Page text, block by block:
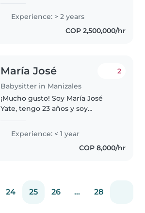
una persona empática,
responsable y paciente. Hablo
español y tengo estudios
Experience: > 2 years
COP 2,500,000/hr
María José
Babysitter in Manizales
2
¡Mucho gusto! Soy María José
Yate, tengo 23 años y soy
Negocios Internacionales en la
UAM. Me considero una persona
responsable, paciente,
Experience: < 1 year
COP 8,000/hr
24 25 26 ... 28